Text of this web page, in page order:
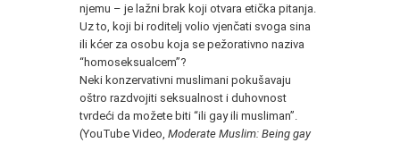
njemu – je lažni brak koji otvara etička pitanja.
Uz to, koji bi roditelj volio vjenčati svoga sina
ili kćer za osobu koja se pežorativno naziva
“homoseksualcem”?
Neki konzervativni muslimani pokušavaju
oštro razdvojiti seksualnost i duhovnost
tvrdeći da možete biti “ili gay ili musliman”.
(YouTube Video, Moderate Muslim: Being gay